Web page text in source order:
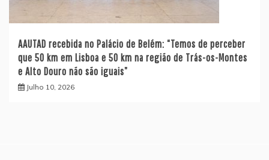
AAUTAD recebida no Palácio de Belém: “Temos de perceber
que 50 km em Lisboa e 50 km na região de Trás-os-Montes
e Alto Douro não são iguais”
Julho 10, 2026